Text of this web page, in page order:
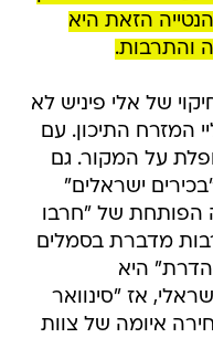
הזאת היא
והתרבות.
של אלי פיניש לא
המזרח התיכון. עם
על המקור. גם
ישראלים"
הפותחת של "חרבו
מדברת בסמלים
היא
אז "סינוואר
איומה של צוות